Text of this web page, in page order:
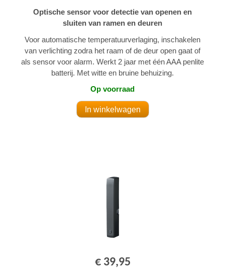
Optische sensor voor detectie van openen en
sluiten van ramen en deuren
Voor automatische temperatuurverlaging, inschakelen
van verlichting zodra het raam of de deur open gaat of
als sensor voor alarm. Werkt 2 jaar met één AAA penlite
batterij. Met witte en bruine behuizing.
Op voorraad
€ 39,95